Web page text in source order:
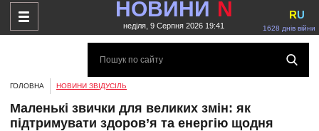
НОВИНИ N
неділя, 9 Серпня 2026 19:41 1628 днів війни
RU
ГОЛОВНА НОВИНИ ЗВІДУСІЛЬ
Маленькі звички для великих змін: як
підтримувати здоров’я та енергію щодня